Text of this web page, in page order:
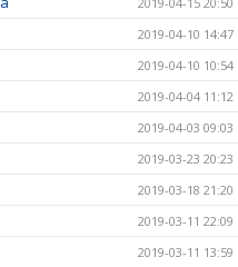
2019-04-10 14:47
2019-04-10 10:54
2019-04-04 11:12
2019-04-03 09:03
2019-03-23 20:23
2019-03-18 21:20
2019-03-11 22:09
2019-03-11 13:59